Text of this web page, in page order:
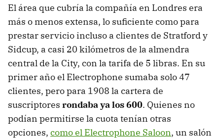
El área que cubría la compañía en Londres era
más o menos extensa, lo suficiente como para
prestar servicio incluso a clientes de Stratford y
Sidcup, a casi 20 kilómetros de la almendra
central de la City, con la tarifa de 5 libras. En su
primer año el Electrophone sumaba solo 47
clientes, pero para 1908 la cartera de
suscriptores rondaba ya los 600. Quienes no
podían permitirse la cuota tenían otras
opciones, como el Electrophone Saloon, un salón